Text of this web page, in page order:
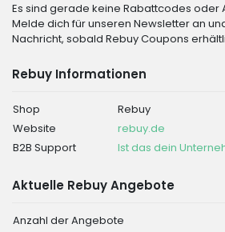
Es sind gerade keine Rabattcodes
Melde dich für unseren Newsletter an
Nachricht, sobald Rebuy Coupons
Rebuy Informationen
Shop
Rebuy
Website
rebuy.de
B2B Support
Ist das dein
Aktuelle Rebuy Angebote
Anzahl der Angebote